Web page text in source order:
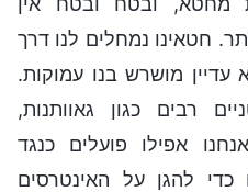
חטאינו נמחלים לנו דרך
עדיין מושרש בנו עמוקות.
רבים כגון גאוותנות,
אפילו פועלים כנגד
כדי להגן על האינטרסים